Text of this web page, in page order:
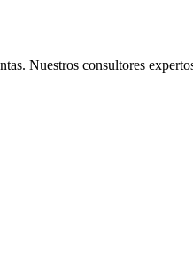
Nuestros consultores